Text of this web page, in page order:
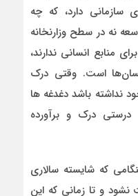
سازمانی دارد، که چه
نه در سطح وزارنخانه
منابع انسانی ندارند،
است. وقتی درک
نداشته باشد دغدغه ها
درک و برآورده
که شایسته سالاری
نشود و تا زمانی که این